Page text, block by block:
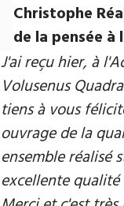
Christophe
de la pensée
J'ai reçu hier, à
Volusenus
tiens à vous
ouvrage de la
ensemble réalisé
excellente